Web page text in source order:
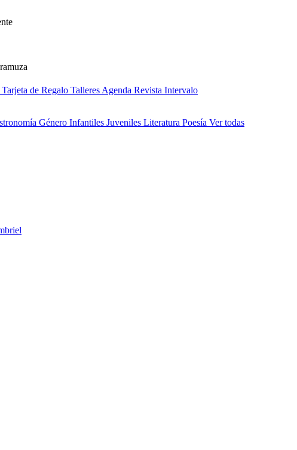
Tarjeta de Regalo Talleres Agenda Revista Intervalo
Género Infantiles Juveniles Literatura Poesía Ver todas